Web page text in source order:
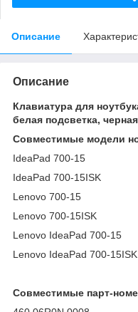
Описание
Описание
Клавиатура для
белая подсветка, черная
Совместимые модели
IdeaPad 700-15
IdeaPad 700-15ISK
Lenovo 700-15
Lenovo 700-15ISK
Lenovo IdeaPad 700-15
Lenovo IdeaPad 700-15ISK
Совместимые парт-